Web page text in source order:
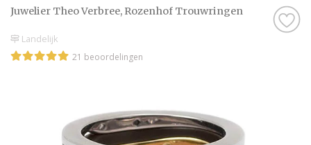
Juwelier Theo Verbree, Rozenhof Trouwringen
Landelijk
21 beoordelingen